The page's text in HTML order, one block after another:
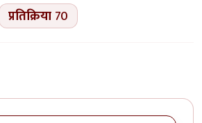
प्रतिक्रिया 70